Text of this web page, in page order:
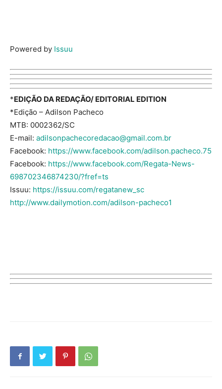
Powered by Issuu
*EDIÇÃO DA REDAÇÃO/ EDITORIAL EDITION
*Edição – Adilson Pacheco
MTB: 0002362/SC
E-mail: adilsonpachecoredacao@gmail.com.br
Facebook: https://www.facebook.com/adilson.pacheco.75
Facebook: https://www.facebook.com/Regata-News-
698702346874230/?fref=ts
Issuu: https://issuu.com/regatanew_sc
http://www.dailymotion.com/adilson-pacheco1